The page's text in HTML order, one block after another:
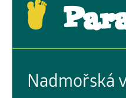
Nadmořská